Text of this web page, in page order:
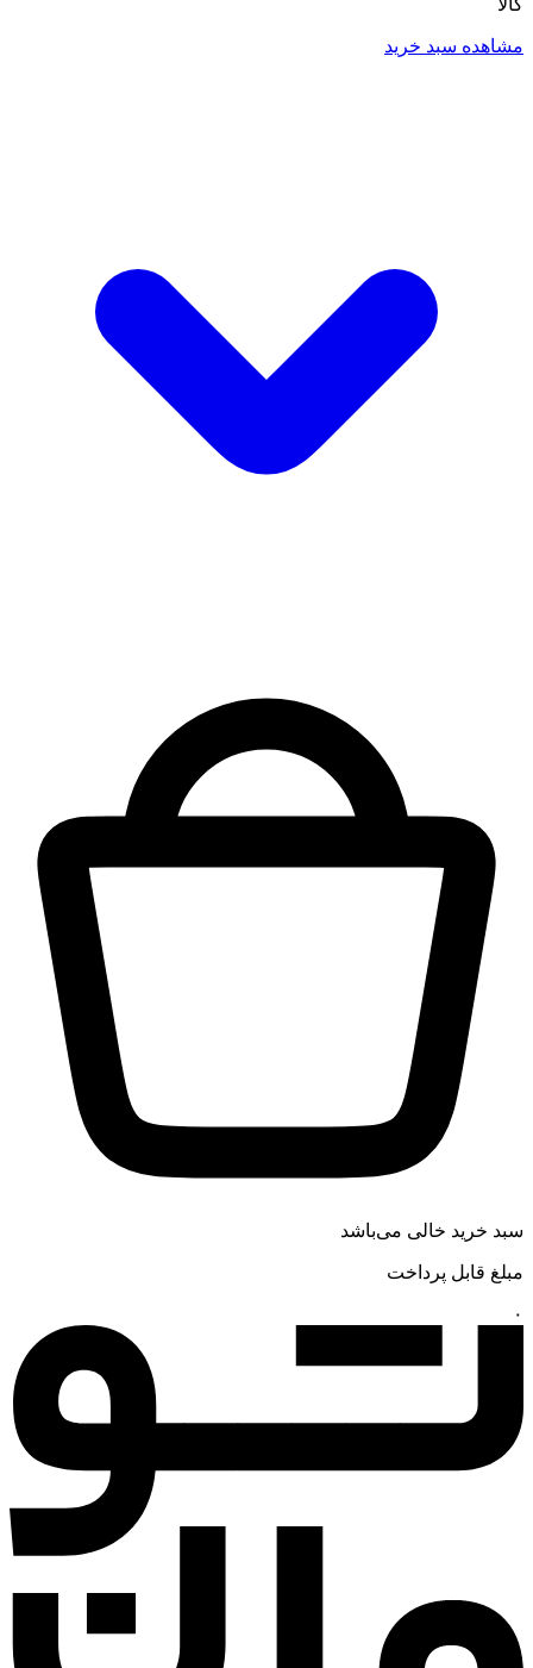
کالا
مشاهده سبد خرید
سبد خرید خالی می‌باشد
مبلغ قابل پرداخت
۰